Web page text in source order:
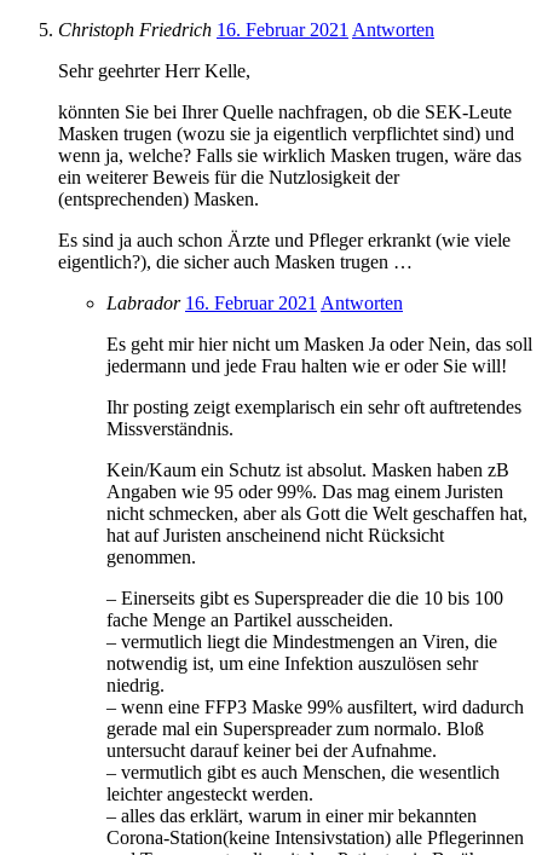
Christoph Friedrich 16. Februar 2021 Antworten
Sehr geehrter Herr Kelle,
könnten Sie bei Ihrer Quelle nachfragen, ob die SEK-Leute
Masken trugen (wozu sie ja eigentlich verpflichtet sind) und
wenn ja, welche? Falls sie wirklich Masken trugen, wäre das
ein weiterer Beweis für die Nutzlosigkeit der
(entsprechenden) Masken.
Es sind ja auch schon Ärzte und Pfleger erkrankt (wie viele
eigentlich?), die sicher auch Masken trugen …
Labrador 16. Februar 2021 Antworten
Es geht mir hier nicht um Masken Ja oder Nein, das soll
jedermann und jede Frau halten wie er oder Sie will!
Ihr posting zeigt exemplarisch ein sehr oft auftretendes
Missverständnis.
Kein/Kaum ein Schutz ist absolut. Masken haben zB
Angaben wie 95 oder 99%. Das mag einem Juristen
nicht schmecken, aber als Gott die Welt geschaffen hat,
hat auf Juristen anscheinend nicht Rücksicht
genommen.
– Einerseits gibt es Superspreader die die 10 bis 100
fache Menge an Partikel ausscheiden.
– vermutlich liegt die Mindestmengen an Viren, die
notwendig ist, um eine Infektion auszulösen sehr
niedrig.
– wenn eine FFP3 Maske 99% ausfiltert, wird dadurch
gerade mal ein Superspreader zum normalo. Bloß
untersucht darauf keiner bei der Aufnahme.
– vermutlich gibt es auch Menschen, die wesentlich
leichter angesteckt werden.
– alles das erklärt, warum in einer mir bekannten
Corona-Station(keine Intensivstation) alle Pflegerinnen